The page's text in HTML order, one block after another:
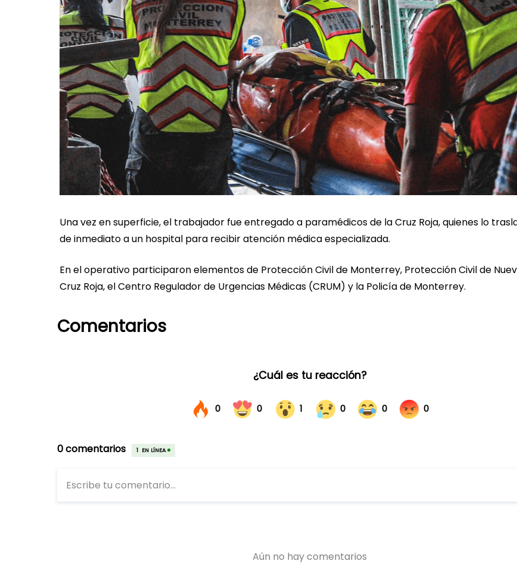
Una vez en superficie, el trabajador fue entregado a paramédicos de la Cruz Roja, quienes lo
de inmediato a un hospital para recibir atención médica especializada.
En el operativo participaron elementos de Protección Civil de Monterrey, Protección Civil de
Cruz Roja, el Centro Regulador de Urgencias Médicas (CRUM) y la Policía de Monterrey.
Comentarios